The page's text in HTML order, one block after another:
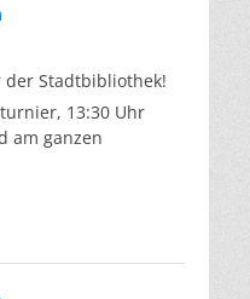
der Stadtbibliothek!
13:30 Uhr
am ganzen